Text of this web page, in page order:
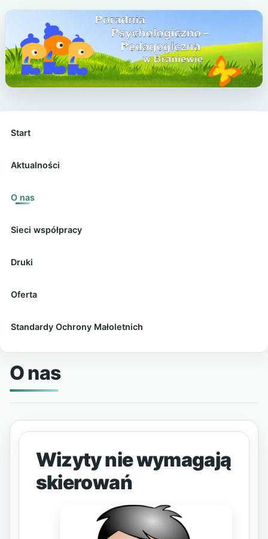
Start
Aktualności
O nas
Sieci współpracy
Druki
Oferta
Standardy Ochrony Małoletnich
O nas
Wizyty nie wymagają
skierowań